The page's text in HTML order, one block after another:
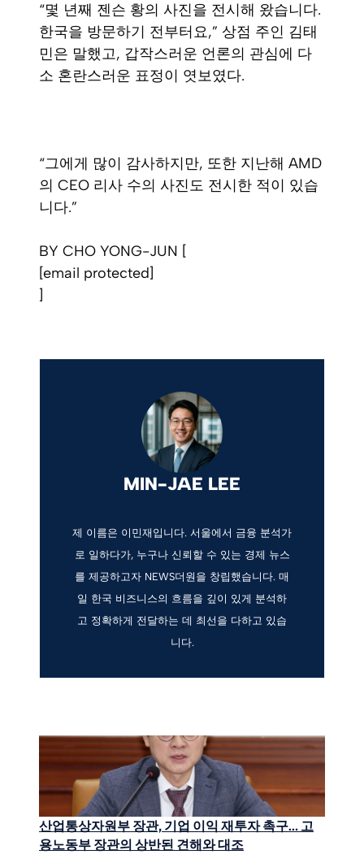
“몇 년째 젠슨 황의 사진을 전시해 왔습니다.
한국을 방문하기 전부터요,” 상점 주인 김태
민은 말했고, 갑작스러운 언론의 관심에 다
소 혼란스러운 표정이 엿보였다.
“그에게 많이 감사하지만, 또한 지난해 AMD
의 CEO 리사 수의 사진도 전시한 적이 있습
니다.”
BY CHO YONG-JUN [
[email protected]
]
MIN-JAE LEE
제 이름은 이민재입니다. 서울에서 금융 분석가
로 일하다가, 누구나 신뢰할 수 있는 경제 뉴스
를 제공하고자 NEWS더원을 창립했습니다. 매
일 한국 비즈니스의 흐름을 깊이 있게 분석하
고 정확하게 전달하는 데 최선을 다하고 있습
니다.
산업통상자원부 장관, 기업 이익 재투자 촉구… 고
용노동부 장관의 상반된 견해와 대조